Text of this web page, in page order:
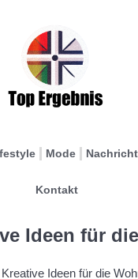
Mode
Kontakt
Ideen für